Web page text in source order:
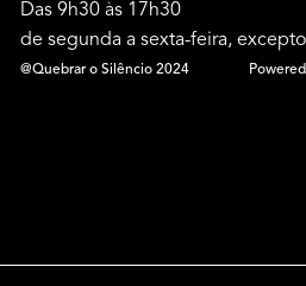
Das 9h30 às 17h30
de segunda a sexta-feira,
@Quebrar o Silêncio 2024